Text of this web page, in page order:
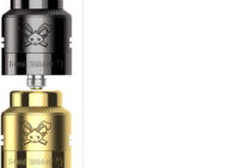
- MUTED / MUTED+